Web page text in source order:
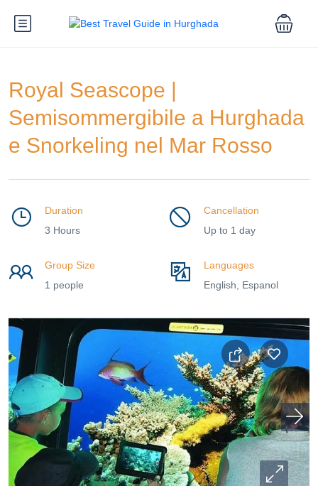
Royal Seascope |
Semisommergibile a Hurghada
e Snorkeling nel Mar Rosso
Duration
3 Hours
Cancellation
Up to 1 day
Group Size
1 people
Languages
English, Espanol